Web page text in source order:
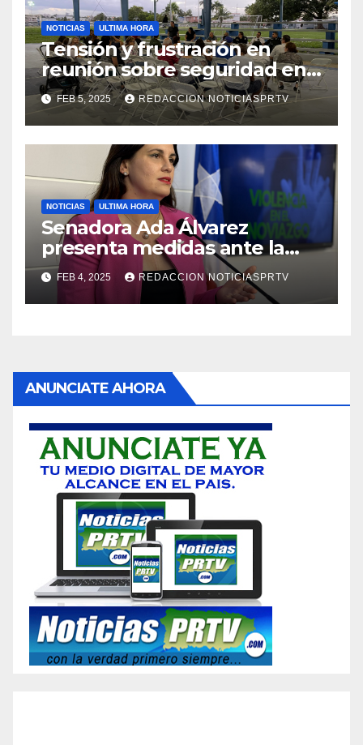
NOTICIAS ULTIMA HORA
Tensión y frustración en
reunión sobre seguridad en
Reparto Metropolitano
FEB 5, 2025 REDACCION NOTICIASPRTV
NOTICIAS ULTIMA HORA
Senadora Ada Álvarez
presenta medidas ante la
violencia en el noviazgo
FEB 4, 2025 REDACCION NOTICIASPRTV
ANUNCIATE AHORA